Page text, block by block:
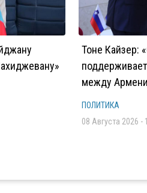
Тоне Кайзер:
между
ПОЛИТИКА
08 Августа 2026 -